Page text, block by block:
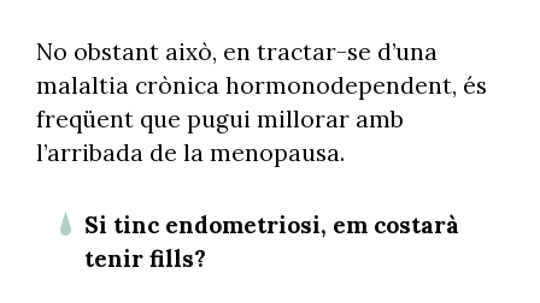
No obstant això, en tractar-se d’una
malaltia crònica hormonodependent, és
freqüent que pugui millorar amb
l’arribada de la menopausa.
Si tinc endometriosi, em costarà
tenir fills?